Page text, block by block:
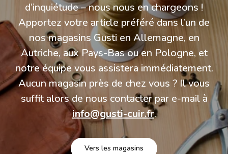
d’inquiétude – nous nous en chargeons !
Apportez votre article préféré dans l’un de
nos magasins Gusti en Allemagne, en
Autriche, aux Pays-Bas ou en Pologne, et
notre équipe vous assistera immédiatement.
Aucun magasin près de chez vous ? Il vous
suffit alors de nous contacter par e-mail à
info@gusti-cuir.fr.
Vers les magasins